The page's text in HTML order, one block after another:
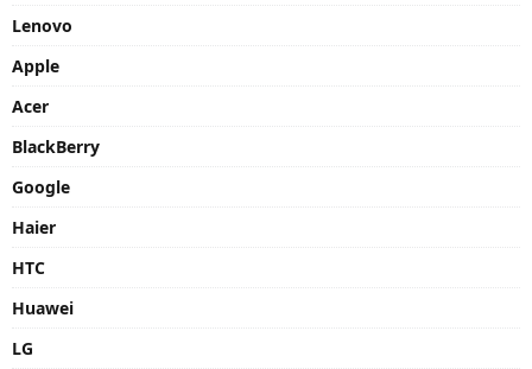
Lenovo
Apple
Acer
BlackBerry
Google
Haier
HTC
Huawei
LG